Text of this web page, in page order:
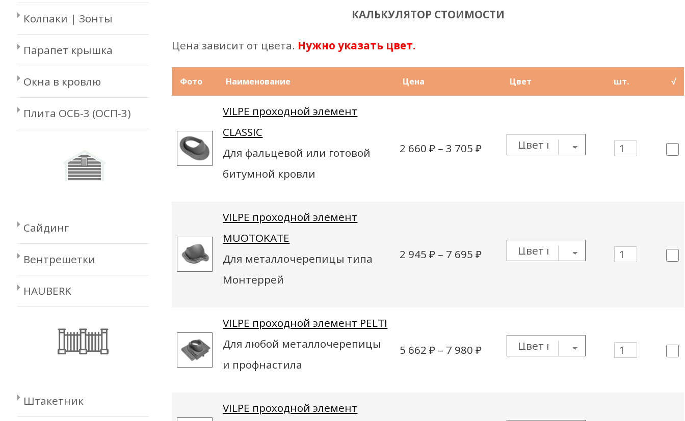
КАЛЬКУЛЯТОР СТОИМОСТИ
Цена зависит от цвета. Нужно указать цвет.
Фото Наименование Цена Цвет шт. √
VILPE проходной элемент
CLASSIC
Для фальцевой или готовой
битумной кровли
2 660₽ –3 705₽
VILPE проходной элемент
MUOTOKATE
Для металлочерепицы типа
Монтеррей
2 945₽ – 7 695₽
VILPE проходной элемент PELTI
Для любой металлочерепицы
и профнастила
5 662₽ – 7 980₽
VILPE проходной элемент
Колпаки | Зонты
Парапет крышка
Окна в кровлю
Плита ОСБ-3 (ОСП-3)
Сайдинг
Вентрешетки
HAUBERK
Штакетник